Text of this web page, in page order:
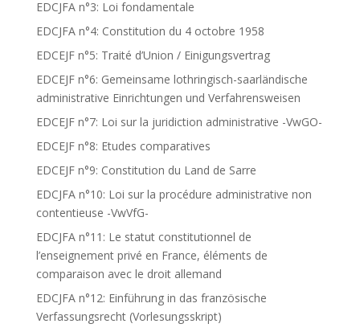
EDCJFA n°3: Loi fondamentale
EDCJFA n°4: Constitution du 4 octobre 1958
EDCEJF n°5: Traité d’Union / Einigungsvertrag
EDCEJF n°6: Gemeinsame lothringisch-saarländische
administrative Einrichtungen und Verfahrensweisen
EDCEJF n°7: Loi sur la juridiction administrative -VwGO-
EDCEJF n°8: Etudes comparatives
EDCEJF n°9: Constitution du Land de Sarre
EDCJFA n°10: Loi sur la procédure administrative non
contentieuse -VwVfG-
EDCJFA n°11: Le statut constitutionnel de
l’enseignement privé en France, éléments de
comparaison avec le droit allemand
EDCJFA n°12: Einführung in das französische
Verfassungsrecht (Vorlesungsskript)